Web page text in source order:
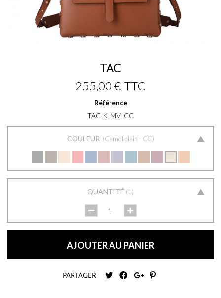
TAC
255,00 € TTC
Référence
TAC-K_MV_CC
COULEUR Camel clair - CC
QUANTITÉ 1
AJOUTER AU PANIER
PARTAGER